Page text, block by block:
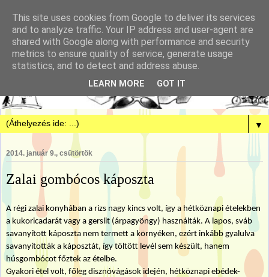
▼
2014. január 9., csütörtök
Zalai gombócos káposzta
A régi zalai konyhában a rizs nagy kincs volt, így a hétköznapi ételekben
a kukoricadarát vagy a gerslit (árpagyöngy) használták. A lapos, sváb
savanyított káposzta nem termett a környéken, ezért inkább gyalulva
savanyították a káposztát, így töltött levél sem készült, hanem
húsgombócot főztek az ételbe.
Gyakori étel volt, főleg disznóvágások idején, hétköznapi ebédek-
This site uses cookies from Google to deliver its services
and to analyze traffic. Your IP address and user-agent are
shared with Google along with performance and security
metrics to ensure quality of service, generate usage
statistics, and to detect and address abuse.
LEARN MORE GOT IT